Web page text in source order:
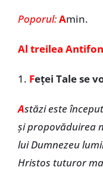
Poporul:Amin.
Al treilea
1. Feței Tale se
Astăzi este
și propovăduirea
lui Dumnezeu
Hristos tuturor